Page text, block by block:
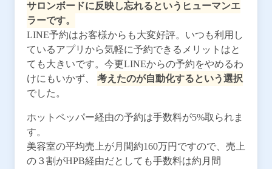
サロンボードに反映し忘れるというヒューマンエ
ラーです。
LINE予約はお客様からも大変好評。いつも利用し
ているアプリから気軽に予約できるメリットはと
ても大きいです。今更LINEからの予約をやめるわ
けにもいかず、 考えたのが自動化するという選択
でした。
ホットペッパー経由の予約は手数料が5%取られま
す。
美容室の平均売上が月間約160万円ですので、売上
の３割がHPB経由だとしても手数料は約月間